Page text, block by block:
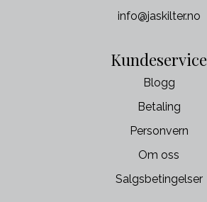
info@jaskilter.no
Kundeservice
Blogg
Betaling
Personvern
Om oss
Salgsbetingelser